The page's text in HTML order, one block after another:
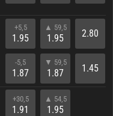
+5,5
1.95
-5,5
1.87
▲ 59,5
1.95
▼ 59,5
1.87
2.80
1.45
+30,5
1.91
▲ 54,5
1.95